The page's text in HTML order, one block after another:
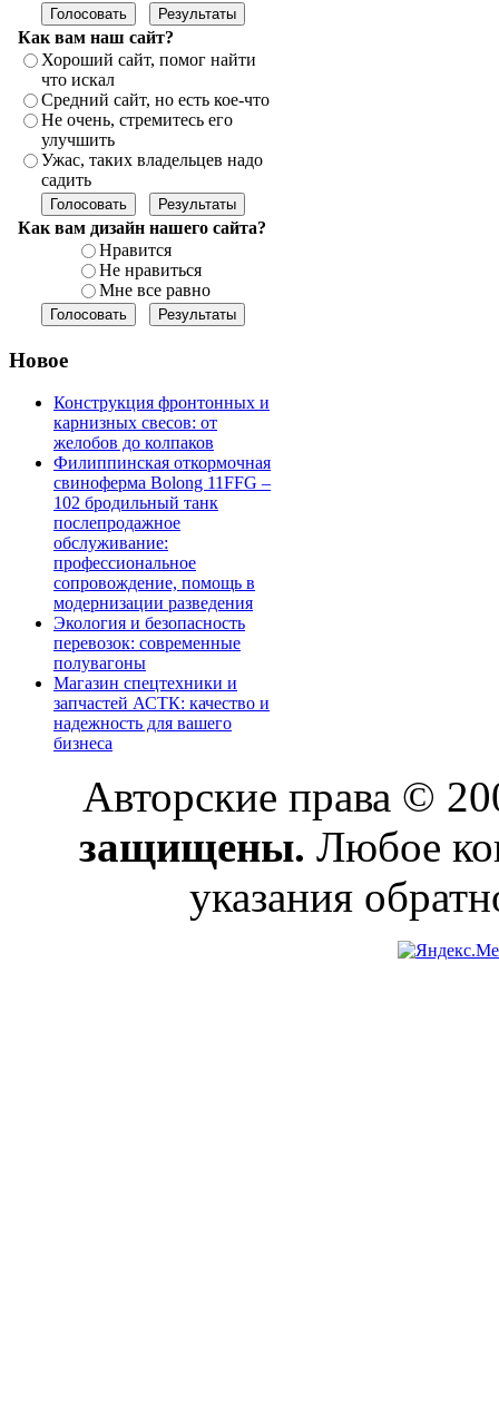
Как вам наш сайт?
Хороший сайт, помог найти
что искал
Средний сайт, но есть кое-что
Не очень, стремитесь его
улучшить
Ужас, таких владельцев надо
садить
Как вам дизайн нашего сайта?
Нравится
Не нравиться
Мне все равно
Новое
Конструкция фронтонных и
карнизных свесов: от
желобов до колпаков
Филиппинская откормочная
свиноферма Bolong 11FFG –
102 бродильный танк
послепродажное
обслуживание:
профессиональное
сопровождение, помощь в
модернизации разведения
Экология и безопасность
перевозок: современные
полувагоны
Магазин спецтехники и
запчастей АСТК: качество и
надежность для вашего
бизнеса
Авторские права ©
защищены. Любое
указания